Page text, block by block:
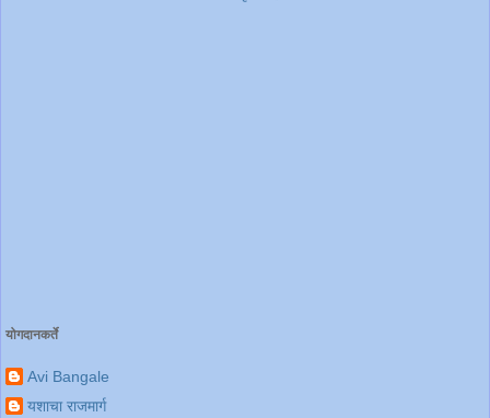
योगदानकर्ते
Avi Bangale
यशाचा राजमार्ग